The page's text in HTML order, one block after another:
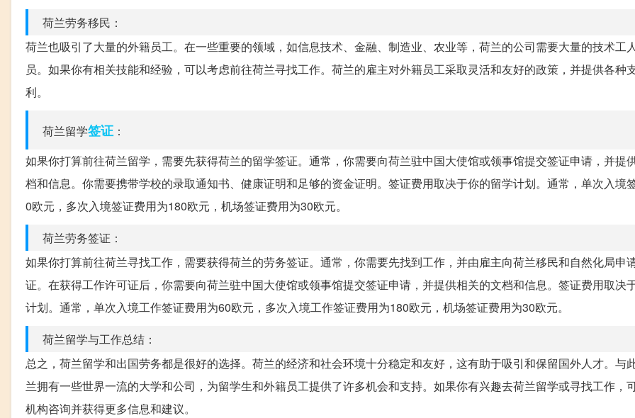
荷兰劳务移民：
荷兰也吸引了大量的外籍员工。在一些重要的领域，如信息技术、金融、制造业、农业等，荷兰的公司需要大量的技术工
员。如果你有相关技能和经验，可以考虑前往荷兰寻找工作。荷兰的雇主对外籍员工采取灵活和友好的政策，并提供各种
利。
荷兰留学签证 ：
如果你打算前往荷兰留学，需要先获得荷兰的留学签证。通常，你需要向荷兰驻中国大使馆或领事馆提交签证申请，并提
档和信息。你需要携带学校的录取通知书、健康证明和足够的资金证明。签证费用取决于你的留学计划。通常，单次入境
0欧元，多次入境签证费用为180欧元，机场签证费用为30欧元。
荷兰劳务签证：
如果你打算前往荷兰寻找工作，需要获得荷兰的劳务签证。通常，你需要先找到工作，并由雇主向荷兰移民和自然化局申
证。在获得工作许可证后，你需要向荷兰驻中国大使馆或领事馆提交签证申请，并提供相关的文档和信息。签证费用取决
计划。通常，单次入境工作签证费用为60欧元，多次入境工作签证费用为180欧元，机场签证费用为30欧元。
荷兰留学与工作总结：
总之，荷兰留学和出国劳务都是很好的选择。荷兰的经济和社会环境十分稳定和友好，这有助于吸引和保留国外人才。与
兰拥有一些世界一流的大学和公司，为留学生和外籍员工提供了许多机会和支持。如果你有兴趣去荷兰留学或寻找工作，
机构咨询并获得更多信息和建议。